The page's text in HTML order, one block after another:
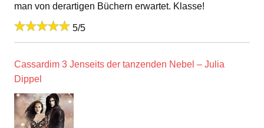
man von derartigen Büchern erwartet. Klasse!
5/5
Cassardim 3 Jenseits der tanzenden Nebel – Julia
Dippel